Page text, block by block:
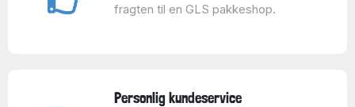
fragten til en GLS pakkeshop.
Personlig kundeservice